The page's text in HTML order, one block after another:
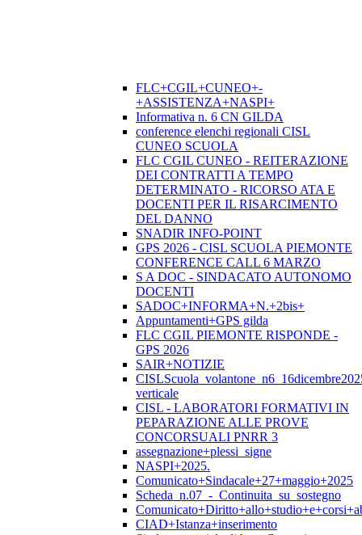
FLC+CGIL+CUNEO+-
+ASSISTENZA+NASPI+
Informativa n. 6 CN GILDA
conference elenchi regionali CISL
CUNEO SCUOLA
FLC CGIL CUNEO - REITERAZIONE
DEI CONTRATTI A TEMPO
DETERMINATO - RICORSO ATA E
DOCENTI PER IL RISARCIMENTO
DEL DANNO
SNADIR INFO-POINT
GPS 2026 - CISL SCUOLA PIEMONTE
CONFERENCE CALL 6 MARZO
S A DOC - SINDACATO AUTONOMO
DOCENTI
SADOC+INFORMA+N.+2bis+
Appuntamenti+GPS gilda
FLC CGIL PIEMONTE RISPONDE -
GPS 2026
SAIR+NOTIZIE
verticale
CISL - LABORATORI FORMATIVI IN
PEPARAZIONE ALLE PROVE
CONCORSUALI PNRR 3
assegnazione+plessi_signe
NASPI+2025.
Comunicato+Sindacale+27+maggio+2025
Scheda_n.07_-_Continuita_su_sostegno
CIAD+Istanza+inserimento